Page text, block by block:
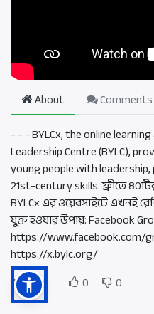
About
- - - BYLCx, the online
Leadership Centre (BYLC),
young people with
21st-century skills. ফ্রীতে
BYLCx এর ওয়েবসাইটে এখনই
যুক্ত হওয়ার উপায়: Facebook
https://www.facebook.com/
https://x.bylc.org/
Rating
0 0